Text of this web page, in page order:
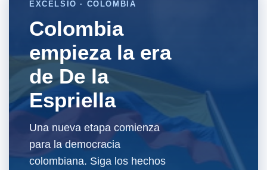
EXCELSIO · COLOMBIA
Colombia
empieza la era
de De la
Espriella
Una nueva etapa comienza
para la democracia
colombiana. Siga los hechos